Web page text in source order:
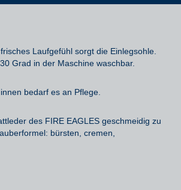
Laufgefühl sorgt die Einlegsohle.
Grad in der Maschine waschbar.
bedarf es an Pflege.
des FIRE EAGLES geschmeidig zu
bürsten, cremen,